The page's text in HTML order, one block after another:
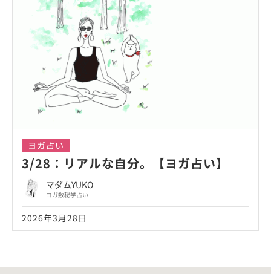
ヨガ占い
3/28：リアルな自分。【ヨガ占い】
マダムYUKO
ヨガ数秘学占い
2026年3月28日